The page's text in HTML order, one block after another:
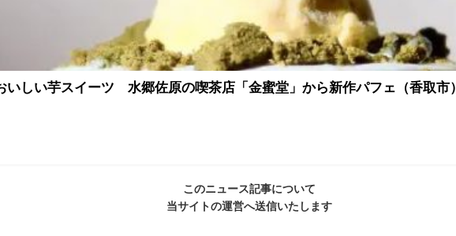
いしい芋スイーツ 水郷佐原の喫茶店「金蜜堂」から新作パフェ（香取市）
このニュース記事について
当サイトの運営へ送信いたします